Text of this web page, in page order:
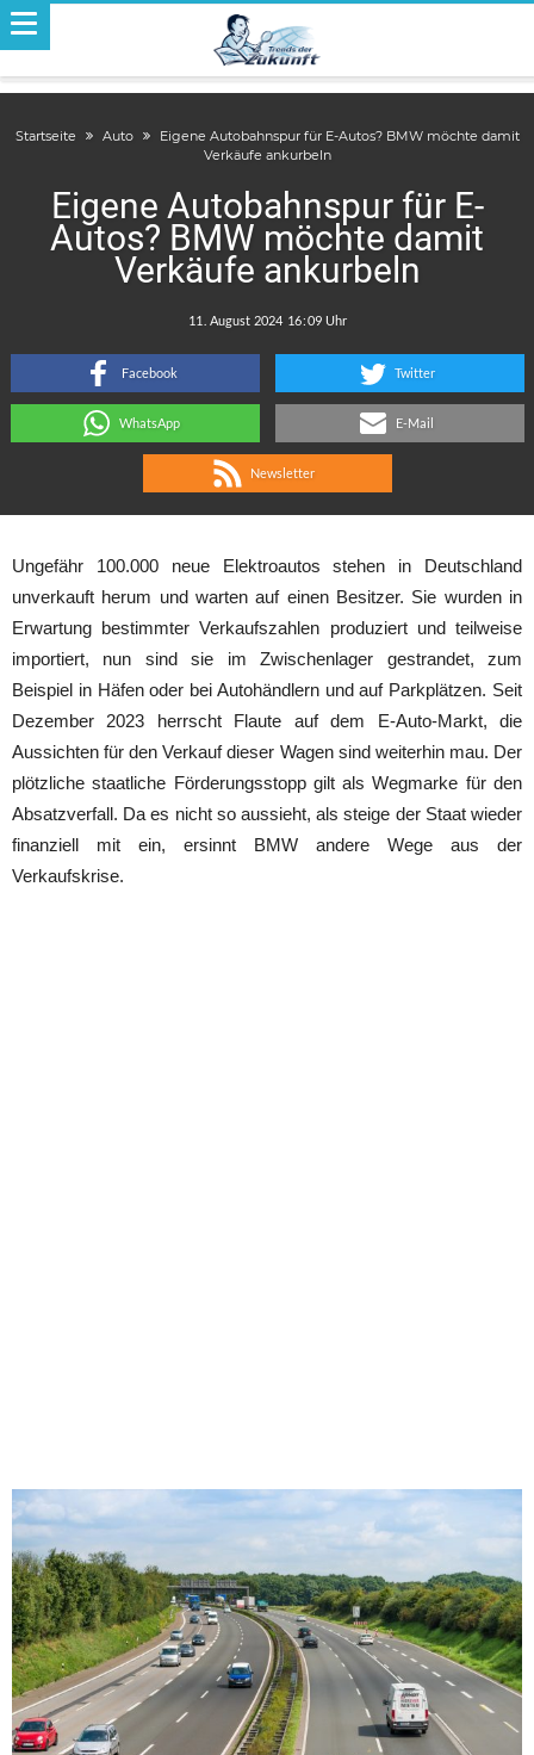
Startseite Auto
Eigene Autobahnspur für E-Autos? BMW möchte damit
Verkäufe ankurbeln
Eigene Autobahnspur für E-
Autos? BMW möchte damit
Verkäufe ankurbeln
:
Facebook Twitter
WhatsApp E-Mail
Newsletter
Ungefähr 100.000 neue Elektroautos stehen in Deutschland
unverkauft herum und warten auf einen Besitzer. Sie wurden in
Erwartung bestimmter Verkaufszahlen produziert und teilweise
importiert, nun sind sie im Zwischenlager gestrandet, zum
Beispiel in Häfen oder bei Autohändlern und auf Parkplätzen. Seit
Dezember 2023 herrscht Flaute auf dem E-Auto-Markt, die
Aussichten für den Verkauf dieser Wagen sind weiterhin mau. Der
plötzliche staatliche Förderungsstopp gilt als Wegmarke für den
Absatzverfall. Da es nicht so aussieht, als steige der Staat wieder
finanziell mit ein, ersinnt BMW andere Wege aus der
Verkaufskrise.